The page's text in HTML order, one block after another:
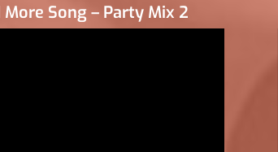
More Song – Party Mix 2